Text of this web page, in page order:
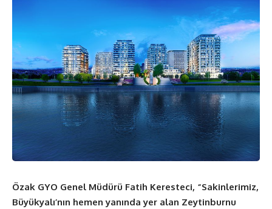
Özak GYO Genel Müdürü Fatih Keresteci, “Sakinlerimiz,
Büyükyalı’nın hemen yanında yer alan Zeytinburnu